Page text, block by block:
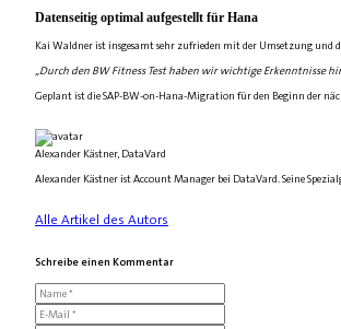
Datenseitig optimal aufgestellt für Hana
Kai Waldner ist insgesamt sehr zufrieden mit der Umsetzung und
„Durch den BW Fitness Test haben wir wichtige Erkenntnisse
Geplant ist die SAP-BW-on-Hana-Migration für den Beginn der
Alexander Kästner, DataVard
Alexander Kästner ist Account Manager bei DataVard. Seine
Alle Artikel des Autors
Schreibe einen Kommentar